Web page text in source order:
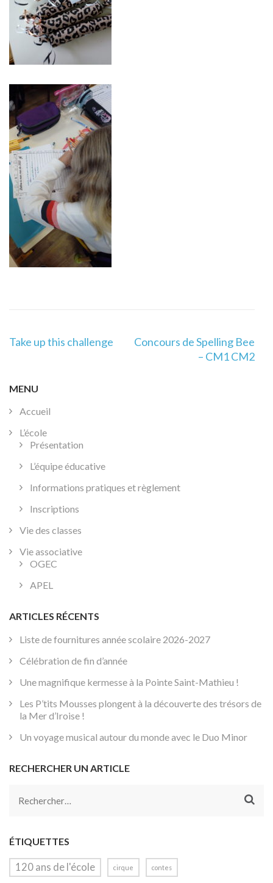
Navigation
Take up this challenge
Concours de Spelling Bee
– CM1 CM2
MENU
Accueil
L’école
Présentation
L’équipe éducative
Informations pratiques et règlement
Inscriptions
Vie des classes
Vie associative
OGEC
APEL
ARTICLES RÉCENTS
Liste de fournitures année scolaire 2026-2027
Célébration de fin d’année
Une magnifique kermesse à la Pointe Saint-Mathieu !
Les P’tits Mousses plongent à la découverte des trésors de
la Mer d’Iroise !
Un voyage musical autour du monde avec le Duo Minor
RECHERCHER UN ARTICLE
Rechercher :
ÉTIQUETTES
120 ans de l'école cirque contes